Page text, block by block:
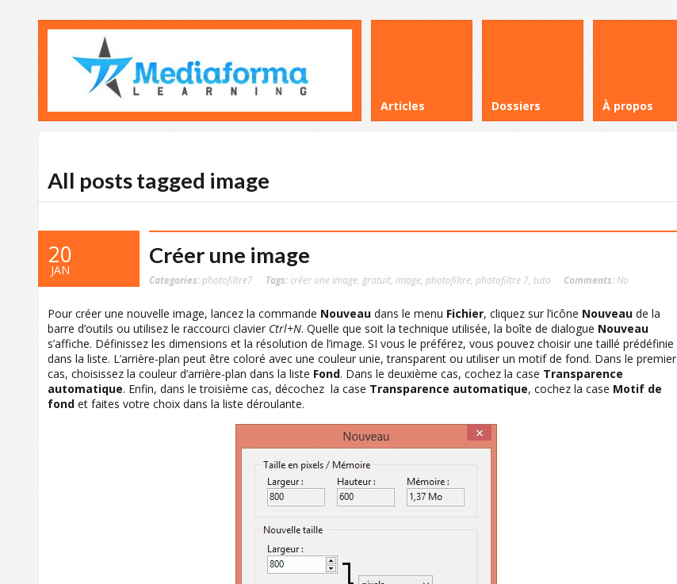
Articles Dossiers À propos
All posts tagged image
20
JAN
Créer une image
Categories: photofiltre7 Tags: créer une image gratuit image photofiltre photofiltre 7 tuto Comments: No
Pour créer une nouvelle image, lancez la commande Nouveau dans le menu Fichier, cliquez sur l’icône Nouveau de la
barre d’outils ou utilisez le raccourci clavier Ctrl+N. Quelle que soit la technique utilisée, la boîte de dialogue Nouveau
s’affiche. Définissez les dimensions et la résolution de l’image. SI vous le préférez, vous pouvez choisir une taillé prédéfinie
dans la liste. L’arrière-plan peut être coloré avec une couleur unie, transparent ou utiliser un motif de fond. Dans le premier
cas, choisissez la couleur d’arrière-plan dans la liste Fond. Dans le deuxième cas, cochez la case Transparence
automatique. Enfin, dans le troisième cas, décochez la case Transparence automatique, cochez la case Motif de
fond et faites votre choix dans la liste déroulante.